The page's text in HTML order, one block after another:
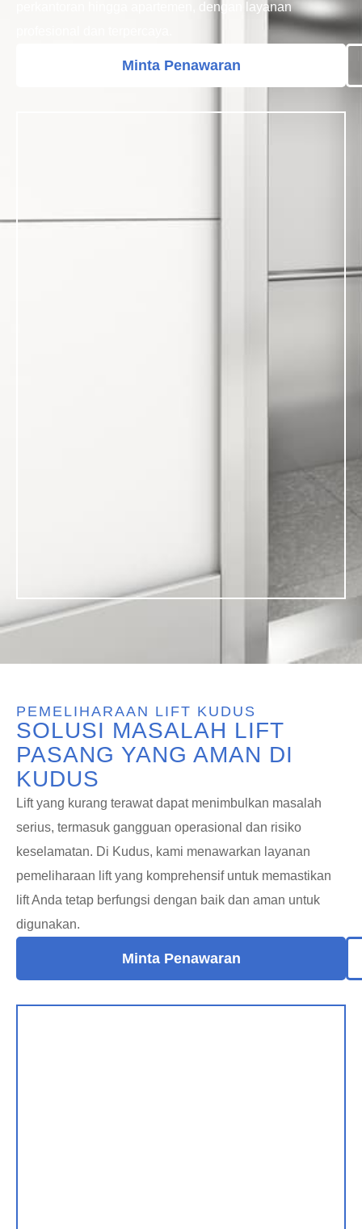
perkantoran hingga apartemen, dengan layanan
Minta Penawaran
PEMELIHARAAN LIFT KUDUS
SOLUSI MASALAH LIFT
PASANG YANG AMAN DI
KUDUS
Lift yang kurang terawat dapat menimbulkan masalah
serius, termasuk gangguan operasional dan risiko
keselamatan. Di Kudus, kami menawarkan layanan
pemeliharaan lift yang komprehensif untuk memastikan
lift Anda tetap berfungsi dengan baik dan aman untuk
digunakan.
Minta Penawaran